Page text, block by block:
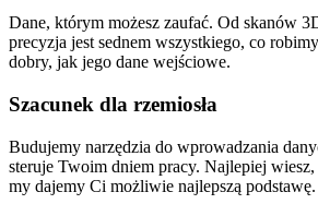
Dane, którym możesz zaufać. Od skanów
precyzja jest sednem wszystkiego, co
dobry, jak jego dane wejściowe.
Szacunek dla rzemiosła
Budujemy narzędzia do wprowadzania
steruje Twoim dniem pracy. Najlepiej
my dajemy Ci możliwie najlepszą podstawę.